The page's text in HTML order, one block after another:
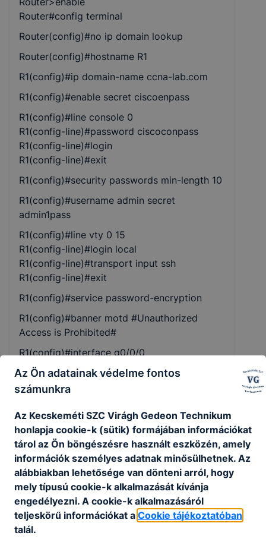
Router#config terminal
Router(config)#no ip domain lookup
Router(config)#hostname R1
R1(config)#ip domain-name ccna-lab.com
R1(config)#enable secret ciscoenpass
R1(config)#line console 0
R1(config-line)#password ciscoconpass
R1(config-line)#login
R1(config-line)#exit
R1(config)#security passwords min-length 10
R1(config)#username admin secret
admin1pass
R1(config)#line vty 0 15
R1(config-line)#login local
R1(config-line)#transport input ssh
R1(config-line)#exit
R1(config)#service password-encryption
R1(config)#banner motd #Unauthorized
Access is Prohibited#
R1(config)#interface g0/0/0
R1(config-if)#description Connect to R2
R1(config-if)#ip address 10.67.254.2
255.255.255.252
R1(config-if)#no shutdown
R1(config-if)#interface g0/0/1
R1(config-if)#description Connect to LAN A
R1(config-if)#ip address 192.168.1.1
255.255.255.0
R1(config-if)#no shutdown
R1(config-if)##interface loopback 0
R1(config-if)#ip address 10.52.0.1
255.255.255.248
Az Ön adatainak védelme fontos
számunkra
Az Kecskeméti SZC Virágh Gedeon Technikum
honlapja cookie-k (sütik) formájában információkat
tárol az Ön böngészésre használt eszközén, amely
információk személyes adatnak minősülhetnek. Az
alábbiakban lehetősége van dönteni arról, hogy
mely típusú cookie-k alkalmazását kívánja
engedélyezni. A cookie-k alkalmazásáról
teljeskörű információkat a Cookie tájékoztatóban
talál.